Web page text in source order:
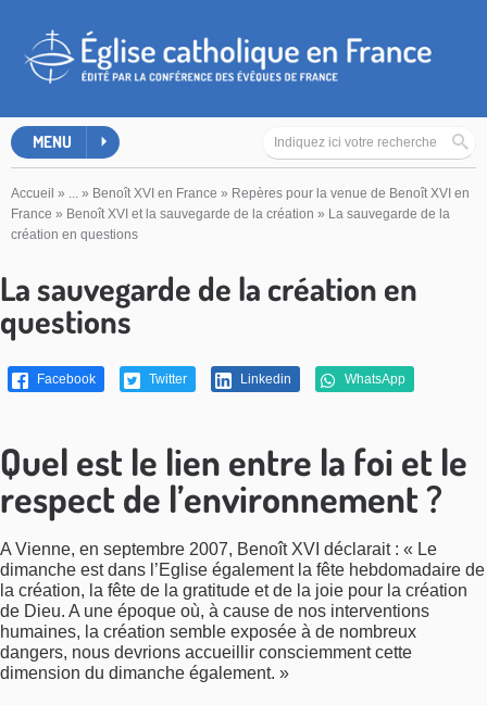
MENU
Accueil » ... » Benoît XVI en France » Repères pour la venue de Benoît XVI en
France » Benoît XVI et la sauvegarde de la création » La sauvegarde de la
création en questions
La sauvegarde de la création en
questions
Facebook Twitter Linkedin WhatsApp
Quel est le lien entre la foi et le
respect de l’environnement ?
A Vienne, en septembre 2007, Benoît XVI déclarait : « Le
dimanche est dans l’Eglise également la fête hebdomadaire de
la création, la fête de la gratitude et de la joie pour la création
de Dieu. A une époque où, à cause de nos interventions
humaines, la création semble exposée à de nombreux
dangers, nous devrions accueillir consciemment cette
dimension du dimanche également. »